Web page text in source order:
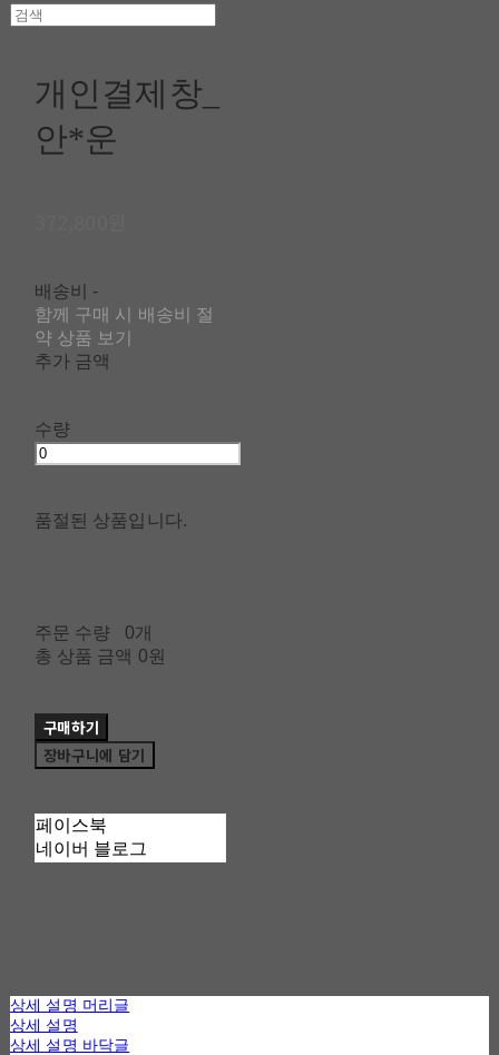
개인결제창_
안*운
배송비 -
함께 구매 시 배송비 절
약 상품 보기
추가 금액
수량
품절된 상품입니다.
주문 수량
0개
총 상품 금액 0원
구매하기
장바구니에 담기
페이스북
네이버 블로그
상세 설명 머리글
상세 설명
상세 설명 바닥글